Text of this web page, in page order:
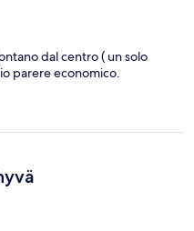
dal centro ( un solo
parere economico.